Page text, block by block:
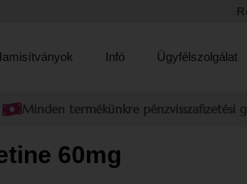
Infó Ügyfélszolgálat
Minden termékünkre pénzvisszafizetési
60mg
vásárolt